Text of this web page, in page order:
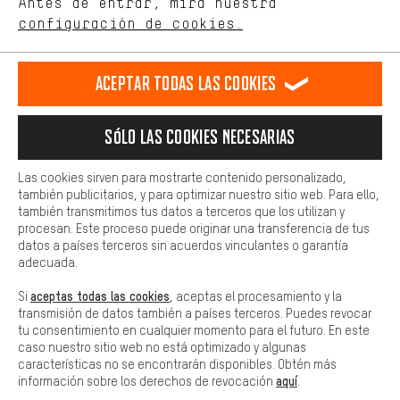
español
ES english
EN Deutsch
DE
RESCINDIR EL CONTRATO Comunidad de Aquisgrán Programa de afiliados
Aviso Legal Protección de datos Condiciones Generales
Plataforma de reportes Reciclaje de baterias
Configuración de las cookies Ajusta el contraste
Todos los precios indicados son en euros e sin MwSt, más
gastos de envío aEstados Unidos.
configuración de cookies.
comportamiento de compra.
Más confort
cookies de comodidad, creamos enlaces a plataformas de redes
sociales. Esto nos permite proporcionarle más contenido e
adicionales que le ayudarán a encontrar los productos adecuados.
preguntas de forma rápida y sencilla.
Básica
Las cookies básicas aseguran que puedas usar nuestro sitio web.
Aceptar todas las cookies
Sólo las cookies necesarias
Las cookies sirven para mostrarte contenido personalizado,
también publicitarios, y para optimizar nuestro sitio web. Para ello,
también transmitimos tus datos a terceros que los utilizan y
procesan. Este proceso puede originar una transferencia de tus
datos a países terceros sin acuerdos vinculantes o garantía
adecuada.
Si aceptas todas las cookies , aceptas el procesamiento y la
transmisión de datos también a países terceros. Puedes revocar
tu consentimiento en cualquier momento para el futuro. En este
caso nuestro sitio web no está optimizado y algunas
características no se encontrarán disponibles. Obtén más
información sobre los derechos de revocación aquí.